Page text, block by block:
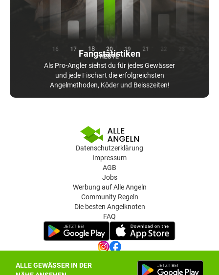
ALLE GEWÄSSER IN DER
Fangstatistiken
Als Pro-Angler siehst du für jedes Gewässer
und jede Fischart die erfolgreichsten
Angelmethoden, Köder und Beisszeiten!
Datenschutzerklärung
Impressum
AGB
Jobs
Werbung auf Alle Angeln
Community Regeln
Die besten Angelknoten
FAQ
Datenschutz-Einstellungen